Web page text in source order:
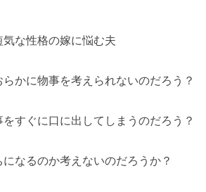
かに物事を考えられないのだろう？
すぐに口に出してしまうのだろう？
なるのか考えないのだろうか？